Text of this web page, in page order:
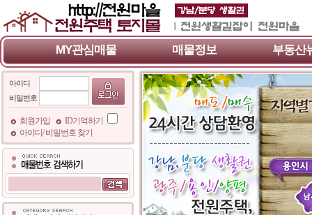
MY관심매물 매물정보 부동산
아이디
비밀번호
회원가입
ID기억하기
아이디/ 비밀번호 찾기